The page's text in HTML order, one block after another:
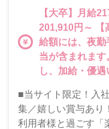
【大卒】月給
201,910円～ 【高
給額には、夜
当が含まれま
し、加給・優
当を100％支給
■当サイト限定！入
集／嬉しい賞与あり
利用者様と過ごす「